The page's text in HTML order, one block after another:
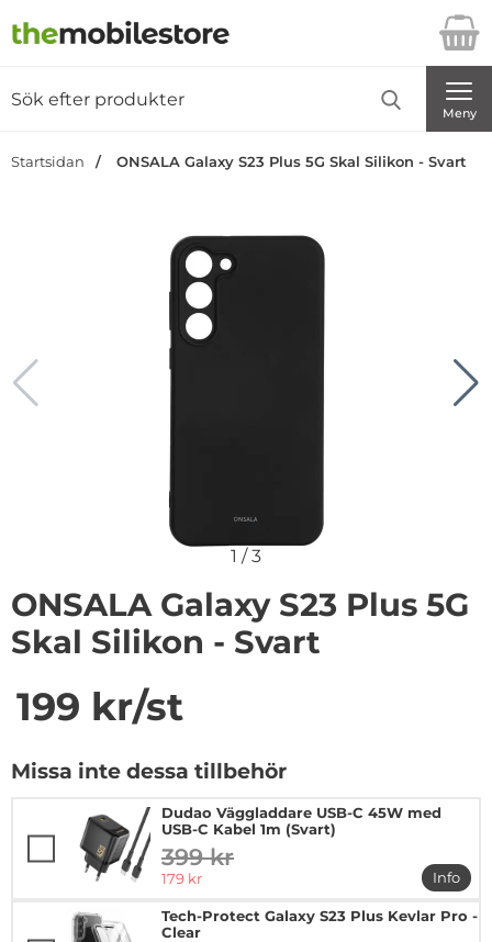
Startsidan för Danira Telecom AB
Meny
Startsidan ONSALA Galaxy S23 Plus 5G Skal Silikon - Svart
1 /3
ONSALA Galaxy S23 Plus 5G
Skal Silikon - Svart
pris 199 kr/st
Missa inte dessa tillbehör
Dudao Väggladdare USB-C 45W med
USB-C Kabel 1m (Svart)
tidigare pris
399 kr
rea pris
179 kr
Info
mer
Tech-Protect Galaxy S23 Plus Kevlar Pro -
Clear